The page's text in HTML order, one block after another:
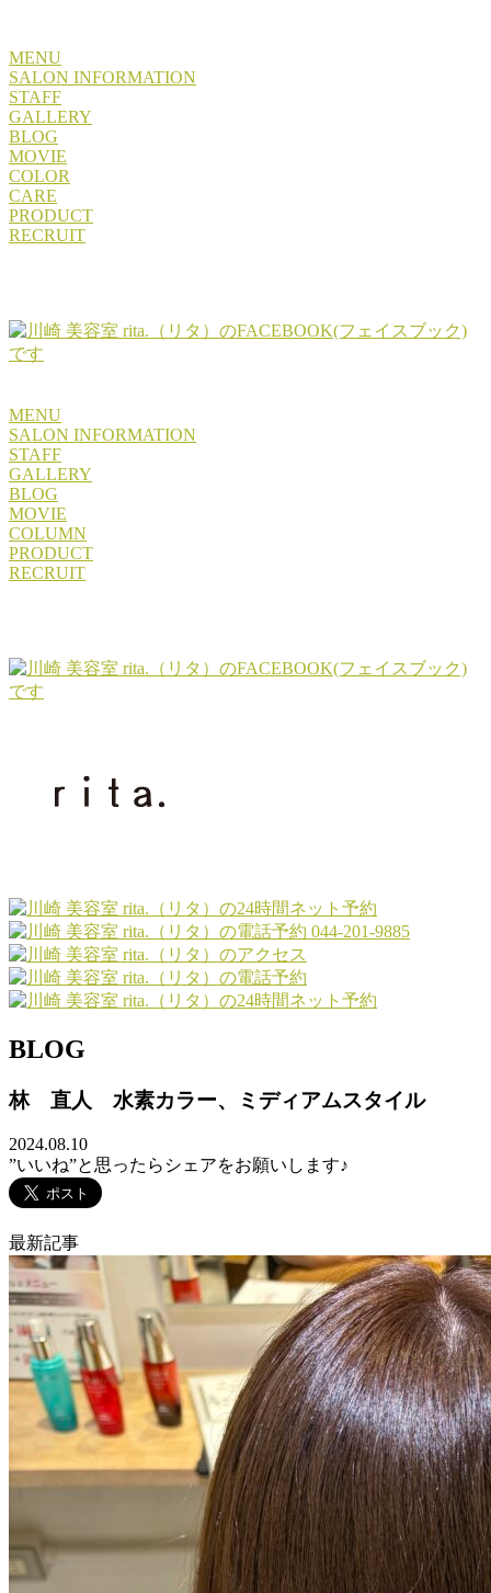
MENU
SALON INFORMATION
STAFF
GALLERY
BLOG
MOVIE
COLOR
CARE
PRODUCT
RECRUIT
MENU
SALON INFORMATION
STAFF
GALLERY
BLOG
MOVIE
COLUMN
PRODUCT
RECRUIT
044-201-9885
BLOG
林 直人 水素カラー、ミディアムスタイル
2024.08.10
”いいね”と思ったらシェアをお願いします♪
最新記事